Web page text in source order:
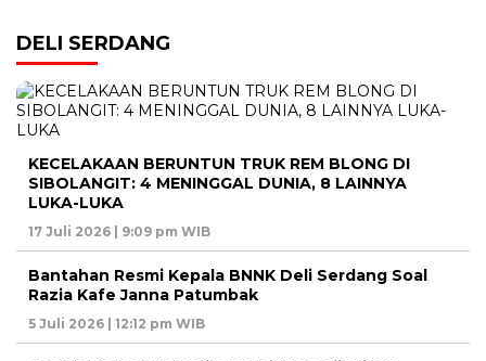
DELI SERDANG
KECELAKAAN BERUNTUN TRUK REM BLONG DI
SIBOLANGIT: 4 MENINGGAL DUNIA, 8 LAINNYA
LUKA-LUKA
17 Juli 2026 | 9:09 pm WIB
Bantahan Resmi Kepala BNNK Deli Serdang Soal
Razia Kafe Janna Patumbak
5 Juli 2026 | 12:12 pm WIB